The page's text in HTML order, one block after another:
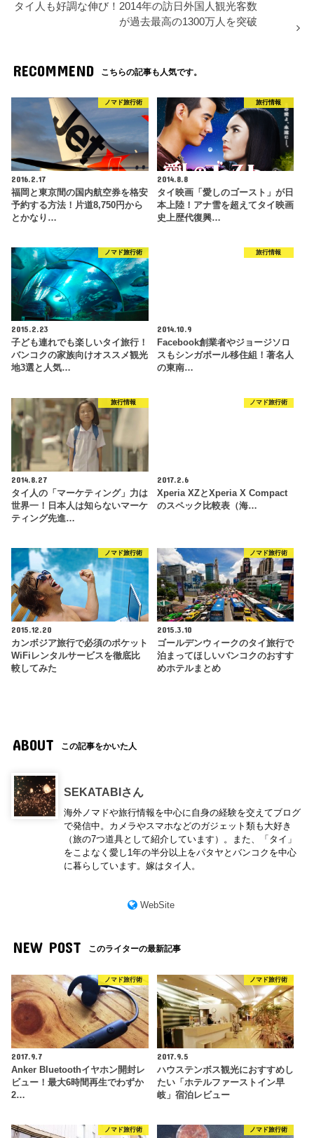
タイ人も好調な伸び！2014年の訪日外国人観光客数
が過去最高の1300万人を突破
RECOMMEND こちらの記事も人気です。
ノマド旅行術
2016.2.17
福岡と東京間の国内航空券を格安
予約する方法！片道8,750円から
とかなり…
旅行情報
2014.8.8
タイ映画「愛しのゴースト」が日
本上陸！アナ雪を超えてタイ映画
史上歴代復興…
ノマド旅行術
2015.2.23
子ども連れでも楽しいタイ旅行！
バンコクの家族向けオススメ観光
地3選と人気…
旅行情報
2014.10.9
Facebook創業者やジョージソロ
スもシンガポール移住組！著名人
の東南…
旅行情報
2014.8.27
タイ人の「マーケティング」力は
世界一！日本人は知らないマーケ
ティング先進…
ノマド旅行術
2017.2.6
Xperia XZとXperia X Compact
のスペック比較表（海…
ノマド旅行術
2015.12.20
カンボジア旅行で必須のポケット
WiFiレンタルサービスを徹底比
較してみた
ノマド旅行術
2015.3.10
ゴールデンウィークのタイ旅行で
泊まってほしいバンコクのおすす
めホテルまとめ
ABOUT この記事をかいた人
SEKATABIさん
海外ノマドや旅行情報を中心に自身の経験を交えてブログ
で発信中。カメラやスマホなどのガジェット類も大好き
（旅の7つ道具として紹介しています）。また、「タイ」
をこよなく愛し1年の半分以上をパタヤとバンコクを中心
に暮らしています。嫁はタイ人。
WebSite
NEW POST このライターの最新記事
ノマド旅行術
2017.9.7
Anker Bluetoothイヤホン開封レ
ビュー！最大6時間再生でわずか
2…
ノマド旅行術
2017.9.5
ハウステンボス観光におすすめし
たい「ホテルファーストイン早
岐」宿泊レビュー
ノマド旅行術 ノマド旅行術